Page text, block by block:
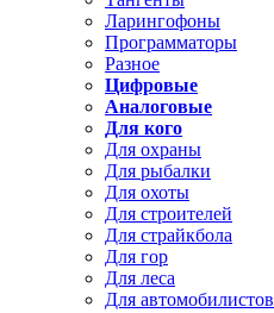
Ларингофоны
Программаторы
Разное
Цифровые
Аналоговые
Для кого
Для охраны
Для рыбалки
Для охоты
Для строителей
Для страйкбола
Для гор
Для леса
Для автомобилистов